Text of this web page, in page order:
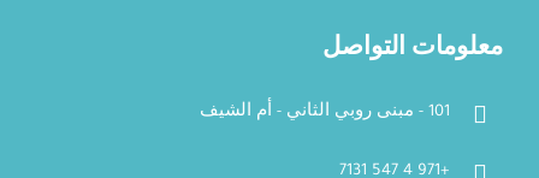
معلومات التواصل
101 - مبنى روبي الثاني - أم الشيف
+971 4 547 7131